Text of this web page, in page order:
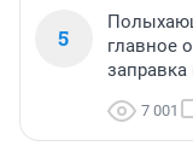
5
главное
7 001